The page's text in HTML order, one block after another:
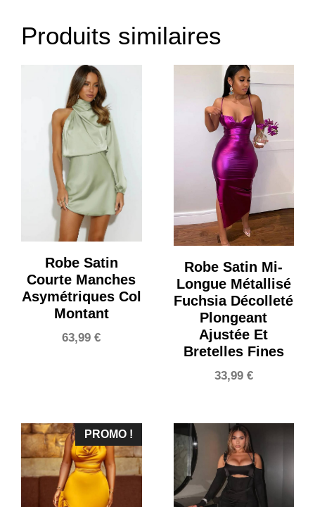
Produits similaires
Robe Satin
Courte Manches
Asymétriques Col
Montant
63,99€
Robe Satin Mi-
Longue Métallisé
Fuchsia Décolleté
Plongeant
Ajustée Et
Bretelles Fines
33,99 €
PROMO !